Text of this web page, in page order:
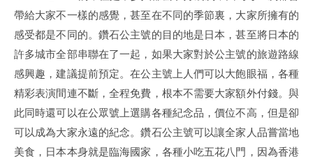
帶給大家不一樣的感覺，甚至在不同的季節裏，大家所擁有的
感受都是不同的。鑽石公主號的目的地是日本，甚至將日本的
許多城市全部串聯在了一起，如果大家對於公主號的旅遊路線
感興趣，建議提前預定。在公主號上人們可以大飽眼福，各種
精彩表演間連不斷，全程免費，根本不需要大家額外付錢。與
此同時還可以在公眾號上選購各種紀念品，價位不高，但是卻
可以成為大家永遠的紀念。鑽石公主號可以讓全家人品嘗當地
美食，日本本身就是臨海國家，各種小吃五花八門，因為香港